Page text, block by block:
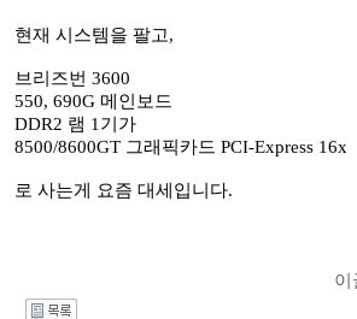
현재 시스템을 팔고,
브리즈번 3600
550, 690G 메인보드
DDR2 램 1기가
8500/8600GT 그래픽카드 PCI-Express 16x
로 사는게 요즘 대세입니다.
이